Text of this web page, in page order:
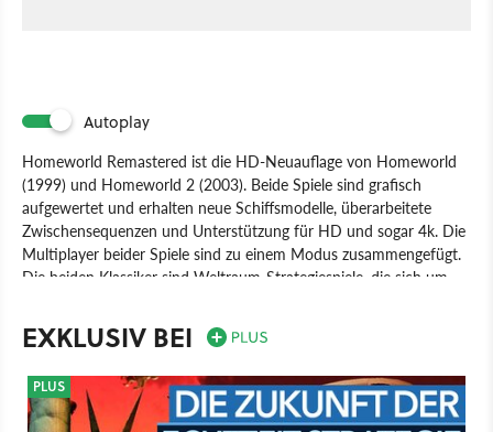
Autoplay
Homeworld Remastered ist die HD-Neuauflage von Homeworld
(1999) und Homeworld 2 (2003). Beide Spiele sind grafisch
aufgewertet und erhalten neue Schiffsmodelle, überarbeitete
Zwischensequenzen und Unterstützung für HD und sogar 4k. Die
Multiplayer beider Spiele sind zu einem Modus zusammengefügt.
Die beiden Klassiker sind Weltraum-Strategiespiele, die sich um
Schiffe haben Bewegungsfreiheit in alle drei Raumdimensionen.
Gearbox Software LLC
Homeworld Remastered
EXKLUSIV BEI
PLUS